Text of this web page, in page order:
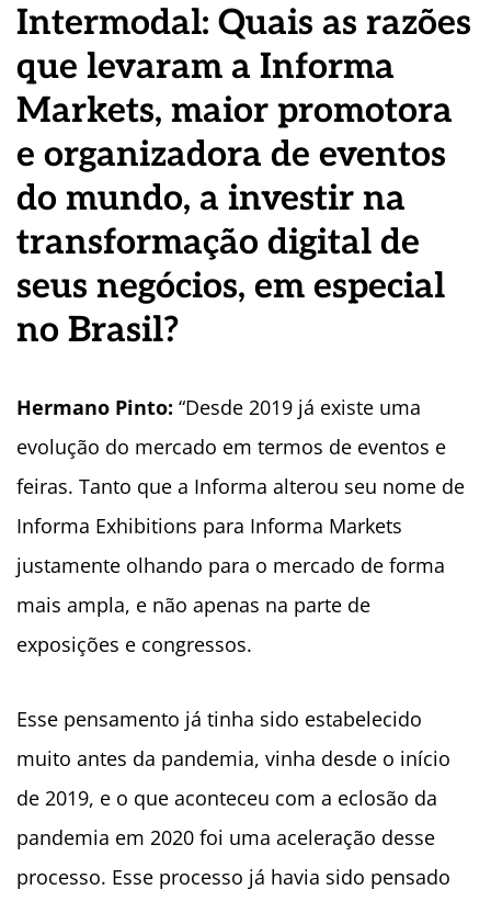
Intermodal: Quais as razões
que levaram a Informa
Markets, maior promotora
e organizadora de eventos
do mundo, a investir na
transformação digital de
seus negócios, em especial
no Brasil?
Hermano Pinto: “Desde 2019 já existe uma
evolução do mercado em termos de eventos e
feiras. Tanto que a Informa alterou seu nome de
Informa Exhibitions para Informa Markets
justamente olhando para o mercado de forma
mais ampla, e não apenas na parte de
exposições e congressos.
Esse pensamento já tinha sido estabelecido
muito antes da pandemia, vinha desde o início
de 2019, e o que aconteceu com a eclosão da
pandemia em 2020 foi uma aceleração desse
processo. Esse processo já havia sido pensado